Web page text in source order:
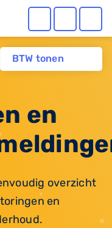
BTW tonen
en
overzicht
en